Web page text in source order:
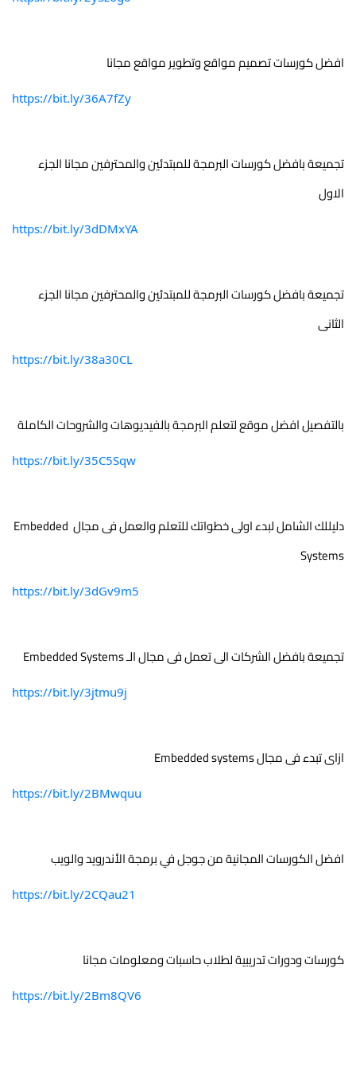
افضل كورسات تصميم مواقع وتطوير مواقع مجانا
https://bit.ly/36A7fZy
الاول
https://bit.ly/3dDMxYA
الثانى
https://bit.ly/38a30CL
بالتفصيل افضل موقع لتعلم البرمجة بالفيديوهات والشروحات الكاملة
https://bit.ly/35C5Sqw
دليللك الشامل لبدء اولى خطواتك للتعلم والعمل فى مجال Embedded
Systems
https://bit.ly/3dGv9m5
تجميعة بافضل الشركات الى تعمل فى مجال الـ Embedded Systems
https://bit.ly/3jtmu9j
ازاى تبدء فى مجال Embedded systems
https://bit.ly/2BMwquu
افضل الكورسات المجانية من جوجل في برمجة الأندرويد والويب
https://bit.ly/2CQau21
كورسات ودورات تدريبية لطلاب حاسبات ومعلومات مجانا
https://bit.ly/2Bm8QV6